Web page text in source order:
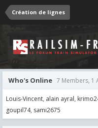
Création de lignes
Who's Online 7 Members, 1
Louis-Vincent alain ayral
goupil74 sami2675